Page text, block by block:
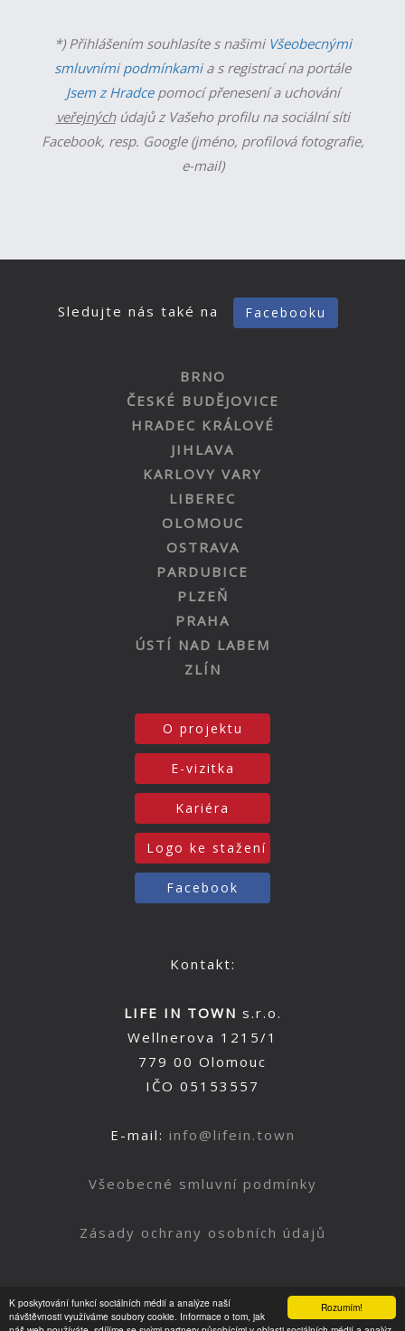
Rozumím!
K poskytování funkcí sociálních médií a analýze naší
návštěvnosti využíváme soubory cookie. Informace o tom, jak
*) Přihlášením souhlasíte s našimi Všeobecnými
smluvními podmínkamia s registrací na portále
Jsem z Hradcepomocí přenesení a uchování
veřejnýchúdajů z Vašeho profilu na sociální síti
Facebook, resp. Google (jméno, profilová fotografie,
e-mail)
Sledujte nás také na Facebooku
BRNO
ČESKÉ BUDĚJOVICE
HRADEC KRÁLOVÉ
JIHLAVA
KARLOVY VARY
LIBEREC
OLOMOUC
OSTRAVA
PARDUBICE
PLZEŇ
PRAHA
ÚSTÍ NAD LABEM
ZLÍN
O projektu
E-vizitka
Kariéra
Logo ke stažení
Facebook
Kontakt:
LIFE IN TOWN s.r.o.
Wellnerova 1215/1
779 00 Olomouc
IČO 05153557
E-mail: info@lifein.town
Všeobecné smluvní podmínky
Zásady ochrany osobních údajů
Nahoru